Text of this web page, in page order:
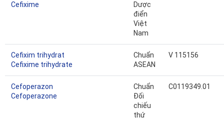
Cefixime
Dược
điển
Việt
Nam
Cefixim trihydrat
Cefixime trihydrate
Chuẩn
ASEAN
V 115156
Cefoperazon
Cefoperazone
Chuẩn
Đối
chiếu
thứ
C0119349.01